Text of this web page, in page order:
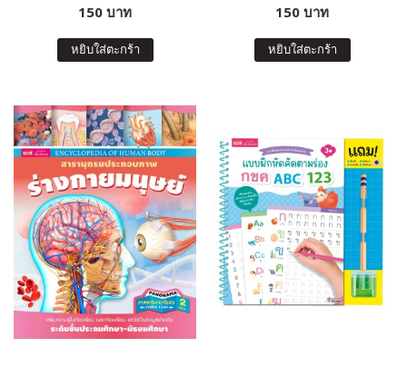
150 บาท
หยิบใส่ตะกร้า
150 บาท
หยิบใส่ตะกร้า